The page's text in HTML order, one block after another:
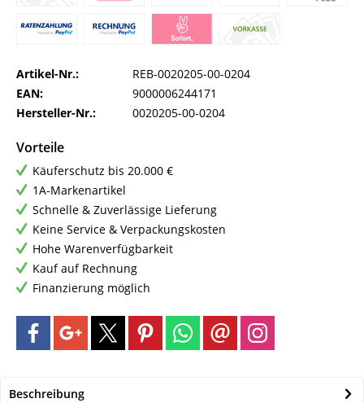
Artikel-Nr.:
REB-0020205-00-0204
EAN:
9000006244171
Hersteller-Nr.:
0020205-00-0204
Vorteile
Käuferschutz bis 20.000 €
1A-Markenartikel
Schnelle & Zuverlässige Lieferung
Keine Service & Verpackungskosten
Hohe Warenverfügbarkeit
Kauf auf Rechnung
Finanzierung möglich
Beschreibung